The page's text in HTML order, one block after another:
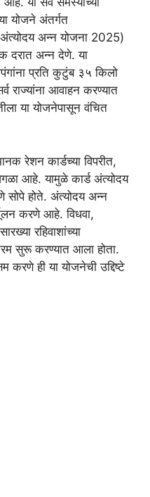
योजने अंतर्गत
अन्न योजना 2025)
दरात अन्न देणे. या
प्रति कुटुंब ३५ किलो
राज्यांना आवाहन करण्यात
या योजनेपासून वंचित
रेशन कार्डच्या विपरीत,
आहे. यामुळे कार्ड अंत्योदय
सोपे होते. अंत्योदय अन्न
करणे आहे. विधवा,
रहिवाशांच्या
सुरू करण्यात आला होता.
करणे ही या योजनेची उद्दिष्टे